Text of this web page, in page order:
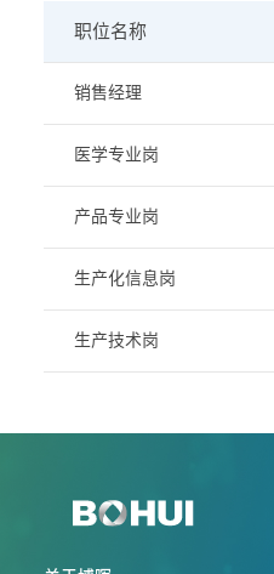
职位名称
销售经理
医学专业岗
产品专业岗
生产化信息岗
生产技术岗